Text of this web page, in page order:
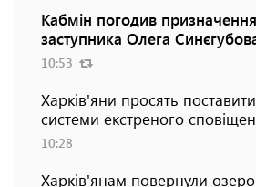
Кабмін погодив
заступника Олега
10:53
Харків'яни просять
системи екстреного
10:28
Харків'янам повернули озеро